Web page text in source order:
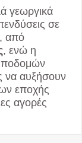
γεωργικά
σε
από
, ενώ η
να αυξήσουν
εποχής
αγορές